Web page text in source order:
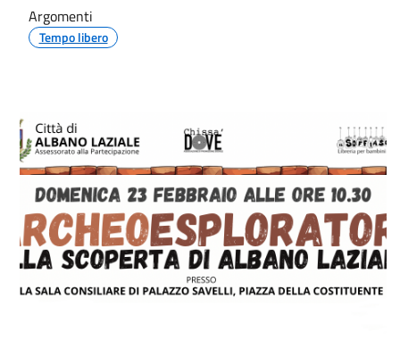
Argomenti
Tempo libero